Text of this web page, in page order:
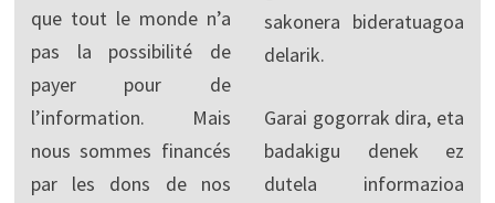
que tout le monde n’a
pas la possibilité de
payer pour de
l’information. Mais
nous sommes financés
par les dons de nos
sakonera bideratuagoa
delarik.
Garai gogorrak dira, eta
badakigu denek ez
dutela informazioa